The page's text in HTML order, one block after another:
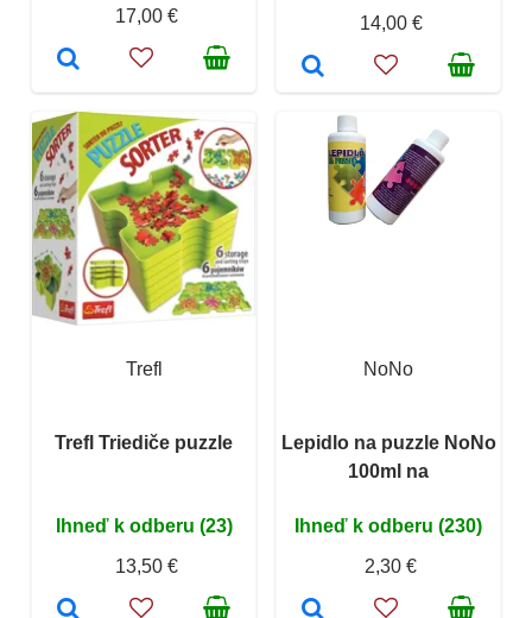
17,00 €
14,00 €
Trefl
Trefl Triediče puzzle
Ihneď k odberu (23)
13,50 €
NoNo
Lepidlo na puzzle NoNo
100ml na
Ihneď k odberu (230)
2,30 €